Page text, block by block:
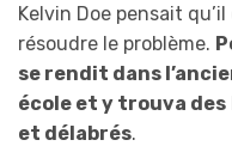
Kelvin Doe pensait
résoudre le problème.
se rendit dans
école et y trouva des
et délabrés.